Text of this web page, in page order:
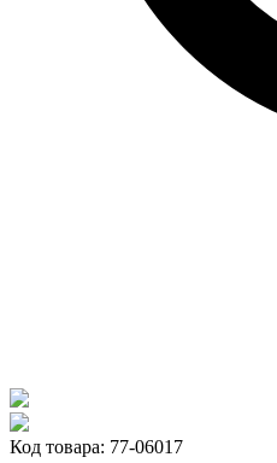
Код товара: 77-06017